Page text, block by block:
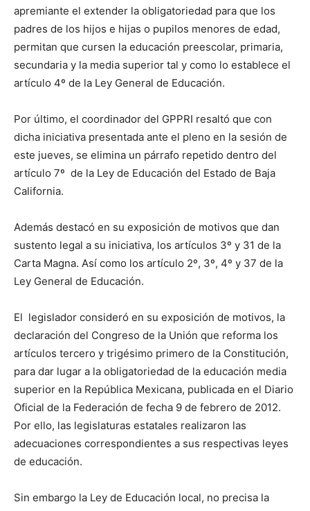
apremiante el extender la obligatoriedad para que los
padres de los hijos e hijas o pupilos menores de edad,
permitan que cursen la educación preescolar, primaria,
secundaria y la media superior tal y como lo establece el
artículo 4º de la Ley General de Educación.
Por último, el coordinador del GPPRI resaltó que con
dicha iniciativa presentada ante el pleno en la sesión de
este jueves, se elimina un párrafo repetido dentro del
artículo 7º de la Ley de Educación del Estado de Baja
California.
Además destacó en su exposición de motivos que dan
sustento legal a su iniciativa, los artículos 3º y 31 de la
Carta Magna. Así como los artículo 2º, 3º, 4º y 37 de la
Ley General de Educación.
El legislador consideró en su exposición de motivos, la
declaración del Congreso de la Unión que reforma los
artículos tercero y trigésimo primero de la Constitución,
para dar lugar a la obligatoriedad de la educación media
superior en la República Mexicana, publicada en el Diario
Oficial de la Federación de fecha 9 de febrero de 2012.
Por ello, las legislaturas estatales realizaron las
adecuaciones correspondientes a sus respectivas leyes
de educación.
Sin embargo la Ley de Educación local, no precisa la